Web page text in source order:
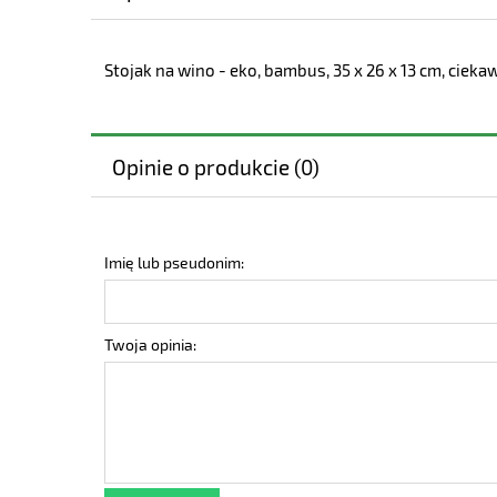
Stojak na wino - eko, bambus, 35 x 26 x 13 cm,
Opinie o produkcie (0)
Imię lub pseudonim:
Twoja opinia: